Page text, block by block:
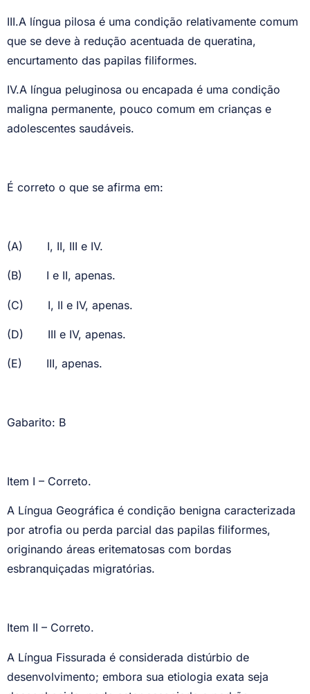
III.A língua pilosa é uma condição relativamente comum
que se deve à redução acentuada de queratina,
encurtamento das papilas filiformes.
IV.A língua peluginosa ou encapada é uma condição
maligna permanente, pouco comum em crianças e
adolescentes saudáveis.
É correto o que se afirma em:
(A) I, II, III e IV.
(B) I e II, apenas.
(C) I, II e IV, apenas.
(D) III e IV, apenas.
(E) III, apenas.
Gabarito: B
Item I – Correto.
A Língua Geográfica é condição benigna caracterizada
por atrofia ou perda parcial das papilas filiformes,
originando áreas eritematosas com bordas
esbranquiçadas migratórias.
Item II – Correto.
A Língua Fissurada é considerada distúrbio de
desenvolvimento; embora sua etiologia exata seja